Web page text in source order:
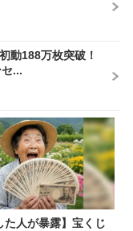
動188万枚突破！
...
た人が暴露】宝くじ